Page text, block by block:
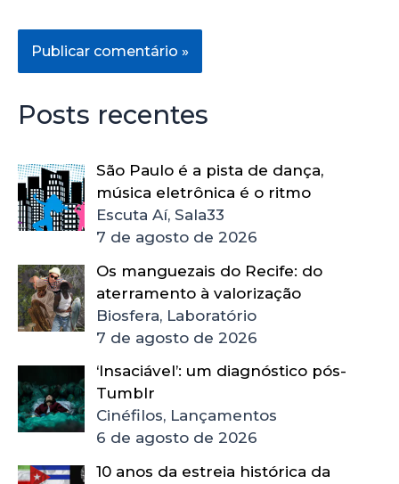
Posts recentes
São Paulo é a pista de dança,
música eletrônica é o ritmo
Escuta Aí, Sala33
7 de agosto de 2026
Os manguezais do Recife: do
aterramento à valorização
Biosfera, Laboratório
7 de agosto de 2026
‘Insaciável’: um diagnóstico pós-
Tumblr
Cinéfilos, Lançamentos
6 de agosto de 2026
10 anos da estreia histórica da